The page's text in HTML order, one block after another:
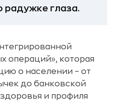
радужке глаза.
операций», которая
о населении – от
до банковской
и профиля